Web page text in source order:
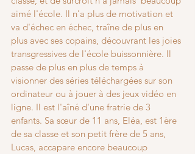
aimé l'école. Il n'a plus de motivation et
va d'échec en échec, traîne de plus en
plus avec ses copains, découvrant les joies
transgressives de l'école buissonnière. Il
passe de plus en plus de temps à
visionner des séries téléchargées sur son
ordinateur ou à jouer à des jeux vidéo en
ligne. Il est l'aîné d'une fratrie de 3
enfants. Sa sœur de 11 ans, Eléa, est 1ère
de sa classe et son petit frère de 5 ans,
Lucas, accapare encore beaucoup